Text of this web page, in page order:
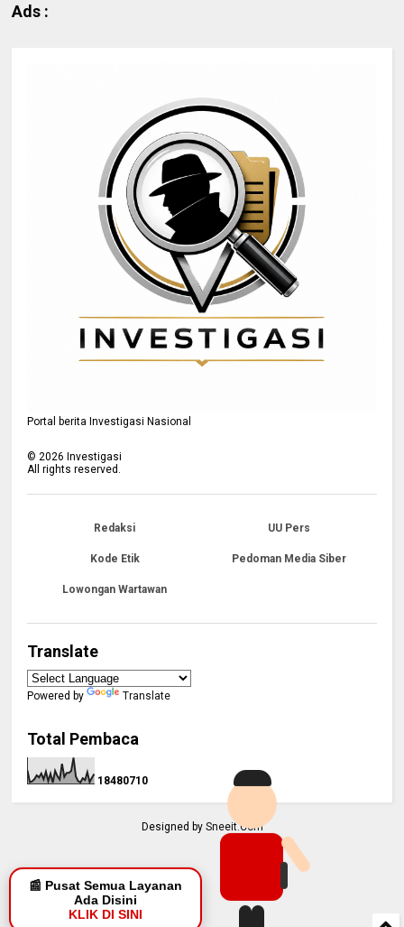
📰 Pusat Semua Layanan
Ada Disini
KLIK DI SINI
Ads :
Portal berita Investigasi Nasional
©2026 Investigasi
All rights reserved.
Redaksi UU Pers
Kode Etik Pedoman Media Siber
Lowongan Wartawan
Translate
Powered by Translate
Total Pembaca
1 848071 0
Designed by Sneeit.Com